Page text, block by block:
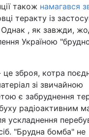
також намагався
теракту із
Однак , як завжди,
Україною
зброя, котра
зі звичайною
є забруднення
радіоактивним
ускладнення
"Брудна бомба" не